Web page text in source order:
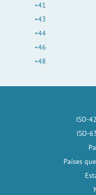
+41
+43
+44
+46
+48
ISO-
ISO-
Países